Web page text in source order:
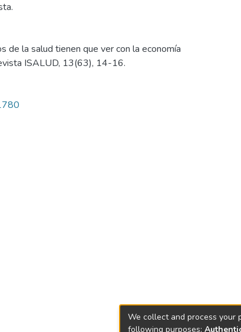
de la salud tienen que ver con la economía
ISALUD, 13(63), 14-16.
We collect and process your
following purposes: